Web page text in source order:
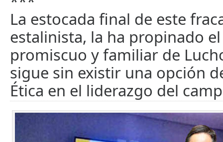
La estocada final de este
estalinista, la ha propinado
promiscuo y familiar de
sigue sin existir una opción
Ética en el liderazgo del